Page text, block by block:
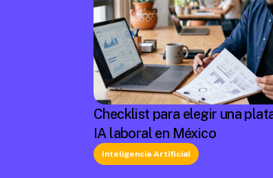
Checklist para elegir una
IA laboral en México
Inteligencia Artificial